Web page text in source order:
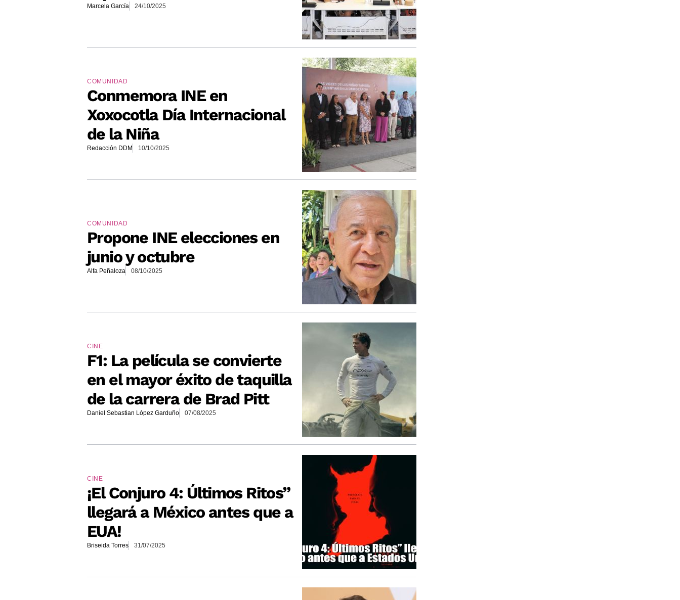
Marcela García 24/10/2025
COMUNIDAD
Conmemora INE en
Xoxocotla Día Internacional
de la Niña
Redacción DDM 10/10/2025
COMUNIDAD
Propone INE elecciones en
junio y octubre
Alfa Peñaloza 08/10/2025
CINE
F1: La película se convierte
en el mayor éxito de taquilla
de la carrera de Brad Pitt
Daniel Sebastian López Garduño 07/08/2025
CINE
¡El Conjuro 4: Últimos Ritos”
llegará a México antes que a
EUA!
Briseida Torres 31/07/2025